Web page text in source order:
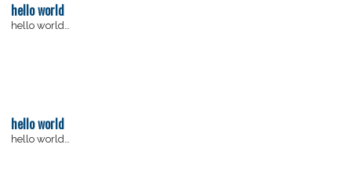
hello world
hello world…
hello world
hello world…